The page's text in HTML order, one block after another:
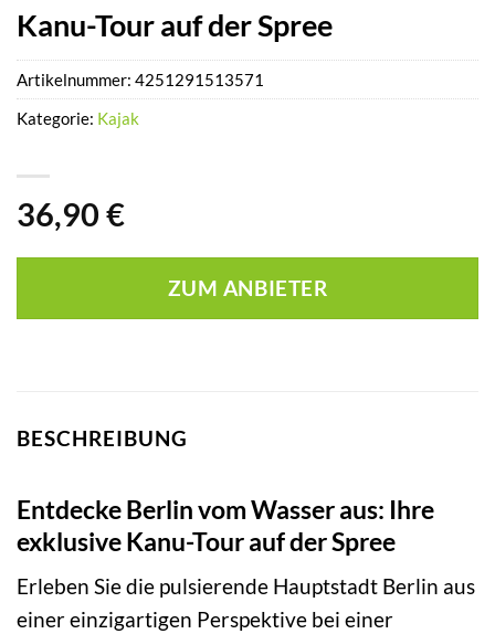
Kanu-Tour auf der Spree
36,90 €
ZUM ANBIETER
Artikelnummer: 4251291513571
Kategorie: Kajak
BESCHREIBUNG
Entdecke Berlin vom Wasser aus: Ihre
exklusive Kanu-Tour auf der Spree
Erleben Sie die pulsierende Hauptstadt Berlin aus
einer einzigartigen Perspektive bei einer